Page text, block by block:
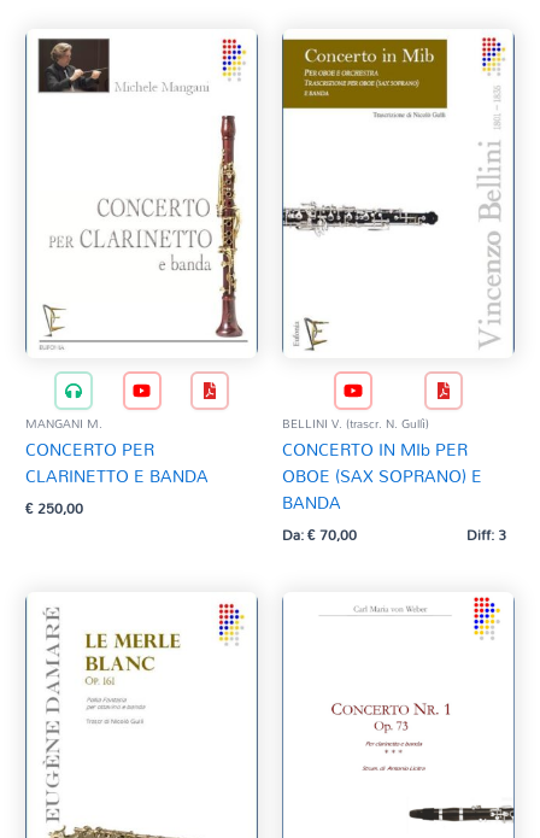
MANGANI M.
CONCERTO PER
CLARINETTO E BANDA
€250,00
BELLINI V. (trascr. N. Gullì)
CONCERTO IN MIb PER
OBOE (SAX SOPRANO) E
BANDA
Da:€70,00 Diff: 3